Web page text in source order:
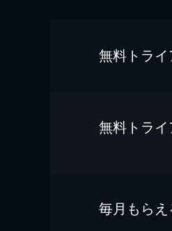
無料トラ
無料トラ
毎⽉もらえ